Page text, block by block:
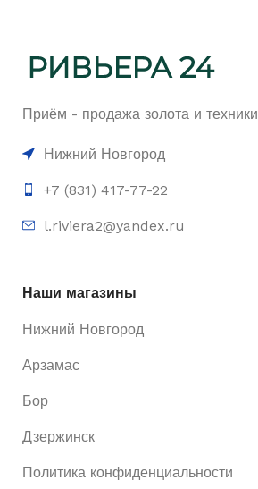
Приём - продажа золота и техники
Нижний Новгород
+7 (831) 417-77-22
l.riviera2@yandex.ru
Наши магазины
Нижний Новгород
Арзамас
Бор
Дзержинск
Политика конфиденциальности